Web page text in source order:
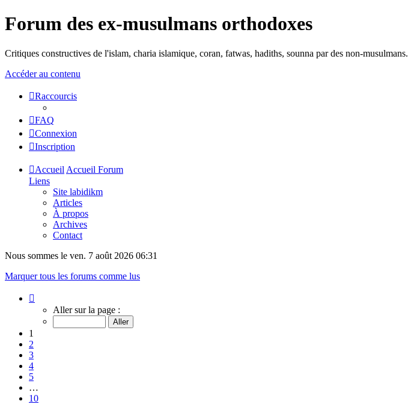
Forum des ex-musulmans orthodoxes
Critiques constructives de l'islam, charia islamique, coran, fatwas, hadiths, sounna par des non-musulmans.
Accéder au contenu
Raccourcis
FAQ
Connexion
Inscription
Accueil Accueil Forum
Liens
Site labidikm
Articles
À propos
Archives
Contact
Nous sommes le ven. 7 août 2026 06:31
Marquer tous les forums comme lus
sur
Aller sur la page :
1
2
3
4
5
…
10